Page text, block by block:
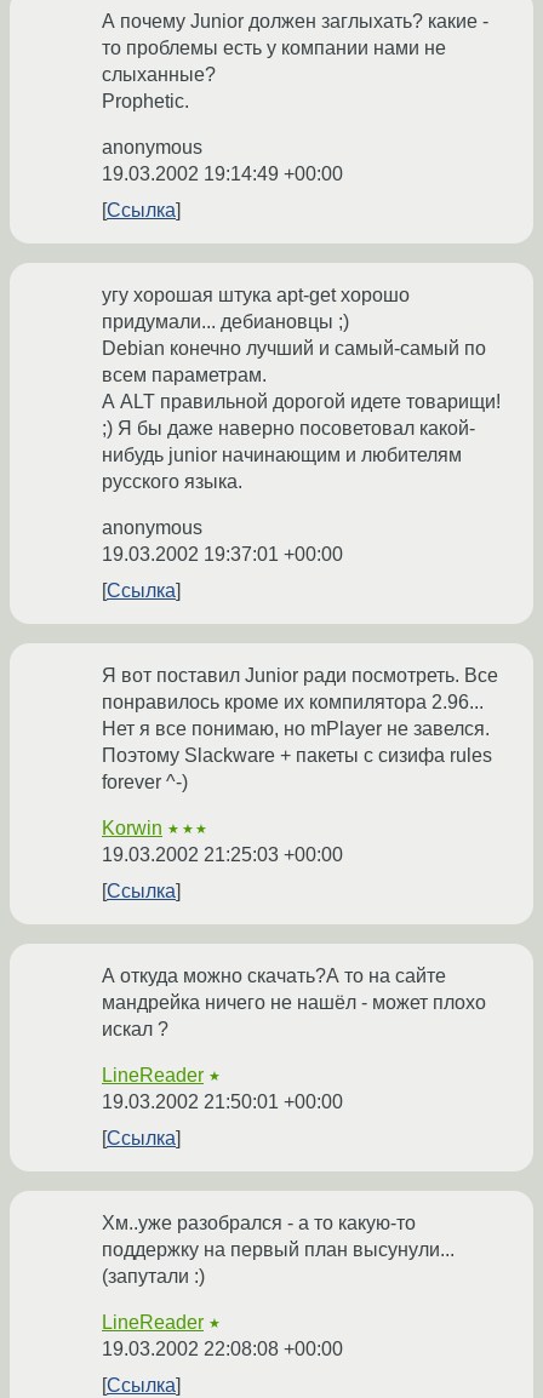
А почему Junior должен заглыхать? какие -
то проблемы есть у компании нами не
слыханные?
Prophetic.
anonymous
19.03.2002 19:14:49 +00:00
Ссылка
угу хорошая штука apt-get хорошо
придумали... дебиановцы ;)
Debian конечно лучший и самый-самый по
всем параметрам.
А ALT правильной дорогой идете товарищи!
;) Я бы даже наверно посоветовал какой-
нибудь junior начинающим и любителям
русского языка.
anonymous
19.03.2002 19:37:01 +00:00
Ссылка
Я вот поставил Junior ради посмотреть. Все
понравилось кроме их компилятора 2.96...
Нет я все понимаю, но mPlayer не завелся.
Поэтому Slackware + пакеты с сизифа rules
forever ^-)
Korwin ★★★
19.03.2002 21:25:03 +00:00
Ссылка
А откуда можно скачать?А то на сайте
мандрейка ничего не нашёл - может плохо
искал ?
LineReader ★
19.03.2002 21:50:01 +00:00
Ссылка
Хм..уже разобрался - а то какую-то
поддержку на первый план высунули...
(запутали :)
LineReader ★
19.03.2002 22:08:08 +00:00
Ссылка